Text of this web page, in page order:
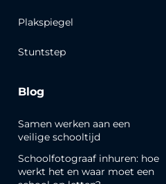
Plakspiegel
Stuntstep
Blog
Samen werken aan een
veilige schooltijd
Schoolfotograaf inhuren: hoe
werkt het en waar moet een